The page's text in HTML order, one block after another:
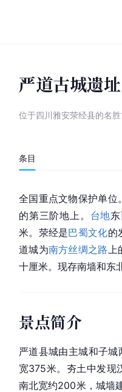
严道古城遗址
位于四川雅安荥经县的名
条目
全国重点文物保护单位
的第三阶地上。 台地
米。荥经是巴蜀文化的
道城为南方丝绸之路
十厘米。现存南墙和东
景点简介
严道县城由主城和子
宽375米。夯土中发现
南北宽约200米，城墙